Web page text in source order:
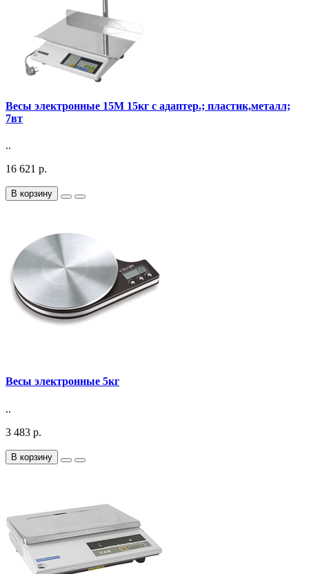
Весы электронные 15М 15кг с адаптер.; пластик,металл;
7вт
..
16 621 р.
В корзину
Весы электронные 5кг
..
3 483 р.
В корзину